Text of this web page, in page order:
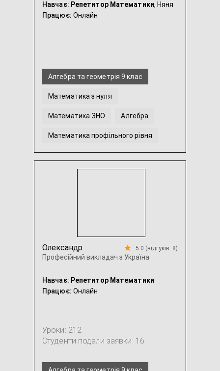
Навчає: Репетитор Математики, Няня
Працює: Онлайн
Алгебра та геометрія 9 клас
Математика з нуля
Математика ЗНО Алгебра
Математика профільного рівня
Геометрія ...
Олександр
Професійний викладач з Україна
5.0 (відгуків: 8)
Навчає: Репетитор Математики
Працює: Онлайн
Уроки: 212
Студенти подали заявки: 16